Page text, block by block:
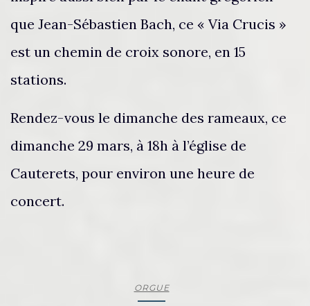
que Jean-Sébastien Bach, ce « Via Crucis »
est un chemin de croix sonore, en 15
stations.
Rendez-vous le dimanche des rameaux, ce
dimanche 29 mars, à 18h à l’église de
Cauterets, pour environ une heure de
concert.
ORGUE